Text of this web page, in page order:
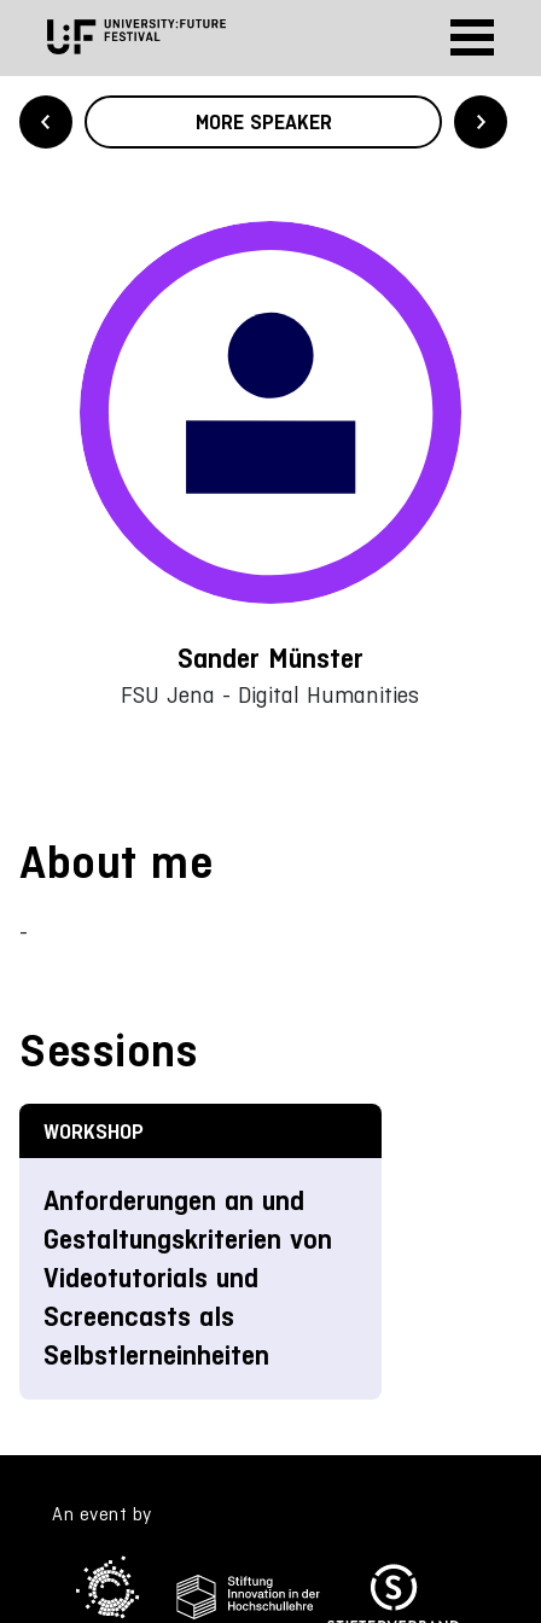
MORE SPEAKER
Sander Münster
FSU Jena - Digital Humanities
About me
-
Sessions
WORKSHOP
Anforderungen an und
Gestaltungskriterien von
Videotutorials und
Screencasts als
Selbstlerneinheiten
An event by